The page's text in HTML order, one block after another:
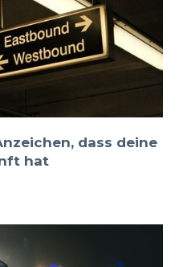
dass deine
hat